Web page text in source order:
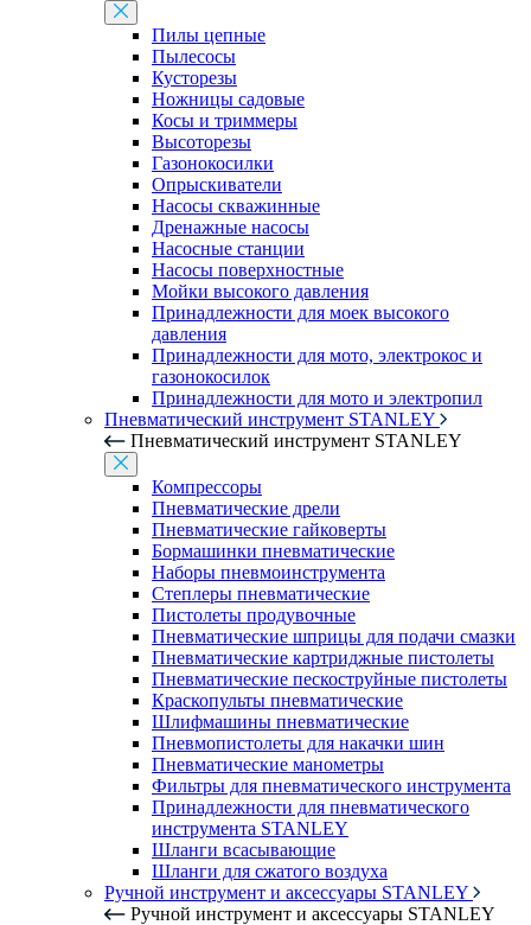
Пилы цепные
Пылесосы
Кусторезы
Ножницы садовые
Косы и триммеры
Высоторезы
Газонокосилки
Опрыскиватели
Насосы скважинные
Дренажные насосы
Насосные станции
Насосы поверхностные
Мойки высокого давления
Принадлежности для моек высокого
давления
Принадлежности для мото, электрокос и
газонокосилок
Принадлежности для мото и электропил
Пневматический инструмент STANLEY
Пневматический инструмент STANLEY
Компрессоры
Пневматические дрели
Пневматические гайковерты
Бормашинки пневматические
Наборы пневмоинструмента
Степлеры пневматические
Пистолеты продувочные
Пневматические шприцы для подачи смазки
Пневматические картриджные пистолеты
Пневматические пескоструйные пистолеты
Краскопульты пневматические
Шлифмашины пневматические
Пневмопистолеты для накачки шин
Пневматические манометры
Фильтры для пневматического инструмента
Принадлежности для пневматического
инструмента STANLEY
Шланги всасывающие
Шланги для сжатого воздуха
Ручной инструмент и аксессуары STANLEY
Ручной инструмент и аксессуары STANLEY